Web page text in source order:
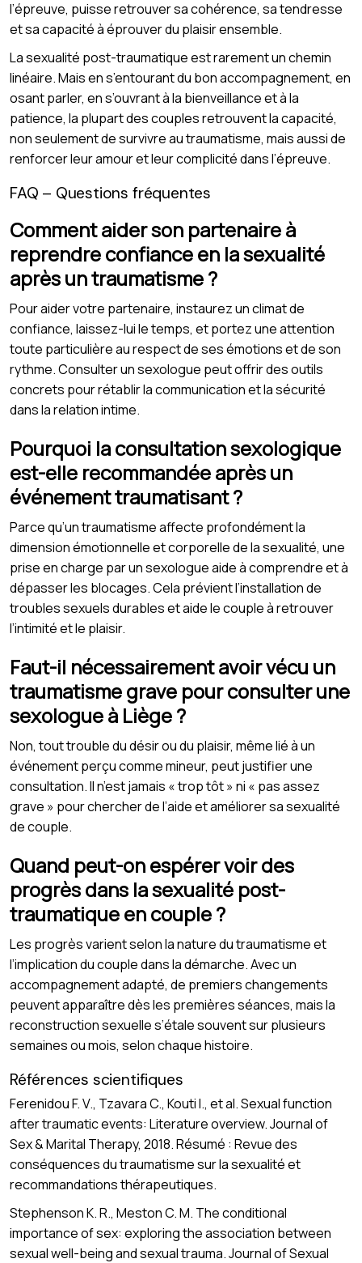
l’épreuve, puisse retrouver sa cohérence, sa tendresse
et sa capacité à éprouver du plaisir ensemble.
La sexualité post-traumatique est rarement un chemin
linéaire. Mais en s’entourant du bon accompagnement, en
osant parler, en s’ouvrant à la bienveillance et à la
patience, la plupart des couples retrouvent la capacité,
non seulement de survivre au traumatisme, mais aussi de
renforcer leur amour et leur complicité dans l’épreuve.
FAQ – Questions fréquentes
Comment aider son partenaire à
reprendre confiance en la sexualité
après un traumatisme ?
Pour aider votre partenaire, instaurez un climat de
confiance, laissez-lui le temps, et portez une attention
toute particulière au respect de ses émotions et de son
rythme. Consulter un sexologue peut offrir des outils
concrets pour rétablir la communication et la sécurité
dans la relation intime.
Pourquoi la consultation sexologique
est-elle recommandée après un
événement traumatisant ?
Parce qu’un traumatisme affecte profondément la
dimension émotionnelle et corporelle de la sexualité, une
prise en charge par un sexologue aide à comprendre et à
dépasser les blocages. Cela prévient l’installation de
troubles sexuels durables et aide le couple à retrouver
l’intimité et le plaisir.
Faut-il nécessairement avoir vécu un
traumatisme grave pour consulter une
sexologue à Liège ?
Non, tout trouble du désir ou du plaisir, même lié à un
événement perçu comme mineur, peut justifier une
consultation. Il n’est jamais « trop tôt » ni « pas assez
grave » pour chercher de l’aide et améliorer sa sexualité
de couple.
Quand peut-on espérer voir des
progrès dans la sexualité post-
traumatique en couple ?
Les progrès varient selon la nature du traumatisme et
l’implication du couple dans la démarche. Avec un
accompagnement adapté, de premiers changements
peuvent apparaître dès les premières séances, mais la
reconstruction sexuelle s’étale souvent sur plusieurs
semaines ou mois, selon chaque histoire.
Références scientifiques
Ferenidou F. V., Tzavara C., Kouti I., et al. Sexual function
after traumatic events: Literature overview. Journal of
Sex & Marital Therapy, 2018. Résumé : Revue des
conséquences du traumatisme sur la sexualité et
recommandations thérapeutiques.
Stephenson K. R., Meston C. M. The conditional
importance of sex: exploring the association between
sexual well-being and sexual trauma. Journal of Sexual